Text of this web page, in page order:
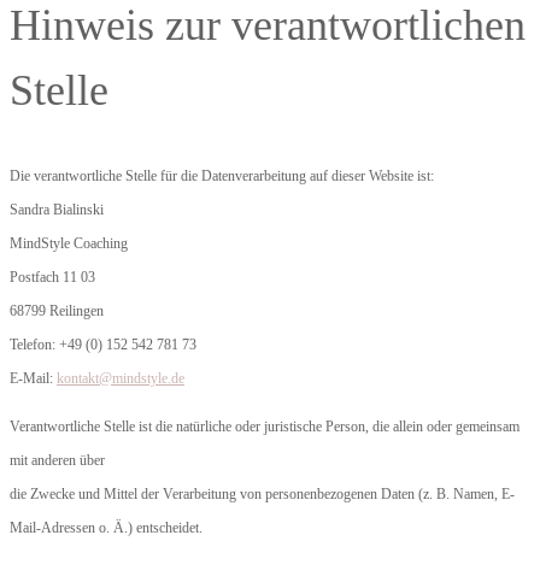
Hinweis zur verantwortlichen
Stelle
Die verantwortliche Stelle für die Datenverarbeitung auf dieser Website ist:
Sandra Bialinski
MindStyle Coaching
Postfach 11 03
68799 Reilingen
Telefon: +49 (0) 152 542 781 73
E-Mail: kontakt@mindstyle.de
Verantwortliche Stelle ist die natürliche oder juristische Person, die allein oder gemeinsam
mit anderen über
die Zwecke und Mittel der Verarbeitung von personenbezogenen Daten (z. B. Namen, E-
Mail-Adressen o. Ä.) entscheidet.